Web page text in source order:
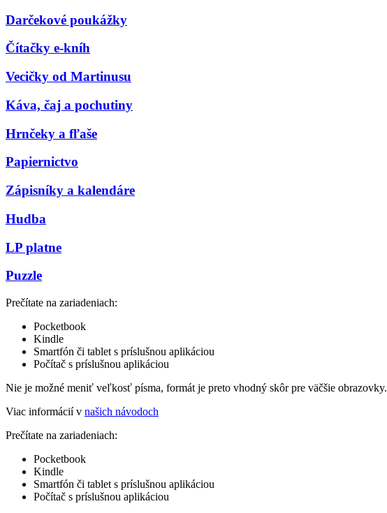
Darčekové poukážky
Čítačky e-kníh
Vecičky od Martinusu
Káva, čaj a pochutiny
Hrnčeky a fľaše
Papiernictvo
Zápisníky a kalendáre
Hudba
LP platne
Puzzle
Prečítate na zariadeniach:
Pocketbook
Kindle
Smartfón či tablet s príslušnou aplikáciou
Počítač s príslušnou aplikáciou
Nie je možné meniť veľkosť písma, formát je preto vhodný skôr pre väčšie obrazovky.
Viac informácií v našich návodoch
Prečítate na zariadeniach:
Pocketbook
Kindle
Smartfón či tablet s príslušnou aplikáciou
Počítač s príslušnou aplikáciou